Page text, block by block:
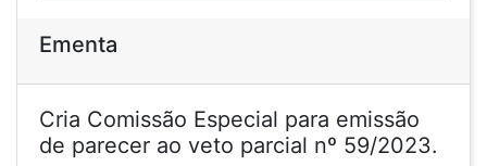
Ementa
Cria Comissão Especial para emissão
de parecer ao veto parcial nº 59/2023.